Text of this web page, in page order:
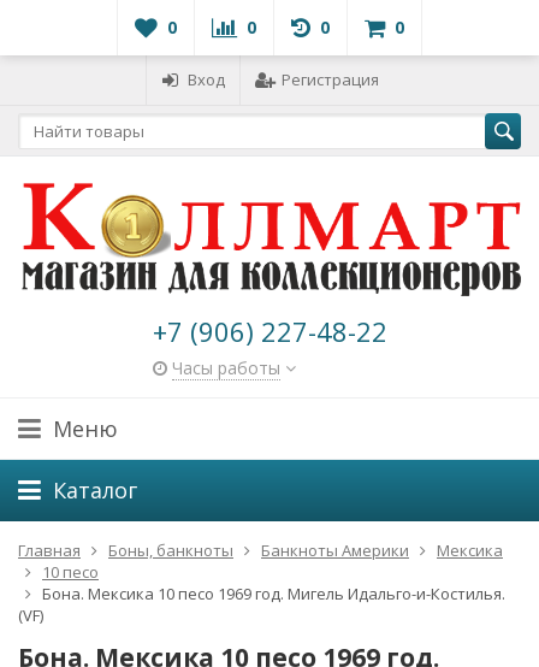
0 0 0 0
Вход Регистрация
+7 (906) 227-48-22
Часы работы
Меню
Каталог
Главная Боны, банкноты Банкноты Америки
Мексика
10 песо
Бона. Мексика 10 песо 1969 год. Мигель Идальго-и-Костилья.
(VF)
Бона. Мексика 10 песо 1969 год.